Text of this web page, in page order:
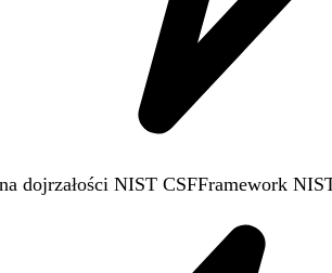
dojrzałości NIST CSFFramework NIST